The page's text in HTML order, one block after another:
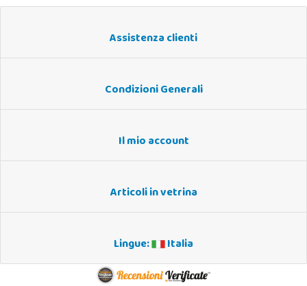
Assistenza clienti
Condizioni Generali
Il mio account
Articoli in vetrina
Lingue: Italia